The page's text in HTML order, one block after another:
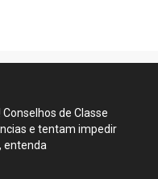
de Classe
e tentam impedir
entenda